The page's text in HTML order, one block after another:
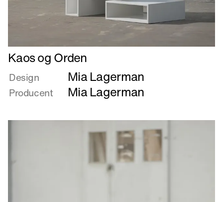
Læs
mere
om
Kaos
og
Kaos og Orden
Design Mia Lagerman
Producent Mia Lagerman